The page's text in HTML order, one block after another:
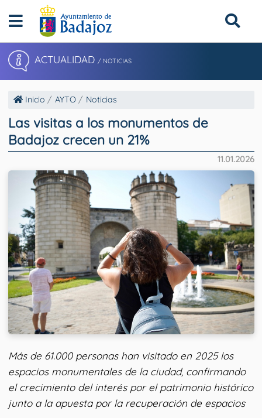
ACTUALIDAD / NOTICIAS
Inicio AYTO Noticias
Las visitas a los monumentos de
Badajoz crecen un 21%
11.01.2026
Más de 61.000 personas han visitado en 2025 los
espacios monumentales de la ciudad, confirmando
el crecimiento del interés por el patrimonio histórico
junto a la apuesta por la recuperación de espacios